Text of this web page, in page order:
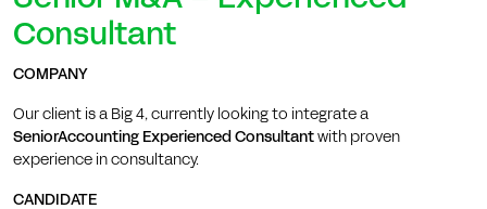
Consultant
COMPANY
Our client is a Big 4, currently looking to integrate a
SeniorAccounting Experienced Consultant with proven
experience in consultancy.
CANDIDATE